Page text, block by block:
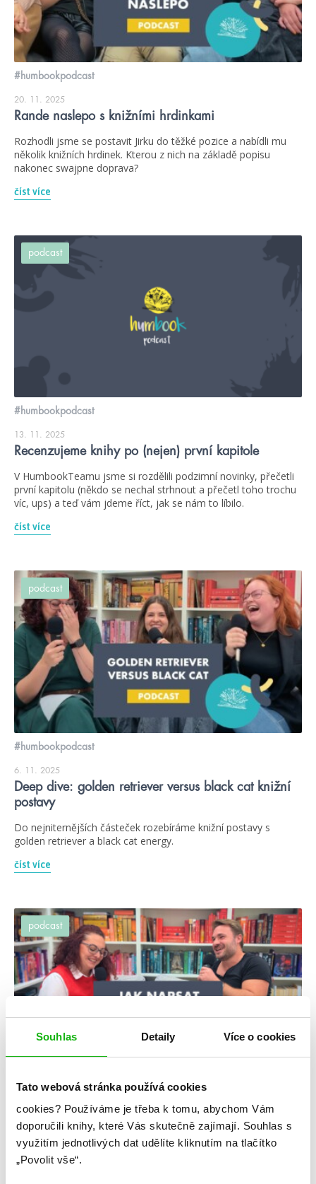
Souhlas Detaily Více o cookies
Tato webová stránka používá cookies
cookies? Používáme je třeba k tomu, abychom Vám
doporučili knihy, které Vás skutečně zajímají. Souhlas s
využitím jednotlivých dat udělíte kliknutím na tlačítko
„Povolit vše“.
#humbookpodcast
20. 11. 2025
Rande naslepo s knižními hrdinkami
Rozhodli jsme se postavit Jirku do těžké pozice a nabídli mu
několik knižních hrdinek. Kterou z nich na základě popisu
nakonec swajpne doprava?
číst více
podcast
#humbookpodcast
13. 11. 2025
Recenzujeme knihy po (nejen) první kapitole
V HumbookTeamu jsme si rozdělili podzimní novinky, přečetli
první kapitolu (někdo se nechal strhnout a přečetl toho trochu
víc, ups) a teď vám jdeme říct, jak se nám to líbilo.
číst více
podcast
#humbookpodcast
6. 11. 2025
Deep dive: golden retriever versus black cat knižní
postavy
Do nejniternějších částeček rozebíráme knižní postavy s
golden retriever a black cat energy.
číst více
podcast
#humbookpodcast
30. 10. 2025
Jak napsat knihu #6 ft. redaktor Fragmentu Vojtěch
Záleský
Co je na práci redaktora nejnáročnější a proč je to zrovna